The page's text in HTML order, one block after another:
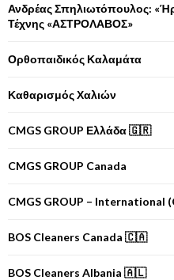
Ανδρέας Σπηλιωτόπουλος:
Τέχνης «ΑΣΤΡΟΛΑΒΟΣ»
Ορθοπαιδικός Καλαμάτα
Καθαρισμός Χαλιών
CMGS GROUP Ελλάδα 🇬🇷
CMGS GROUP Canada
CMGS GROUP – International
BOS Cleaners Canada 🇨🇦
BOS Cleaners Albania 🇦🇱